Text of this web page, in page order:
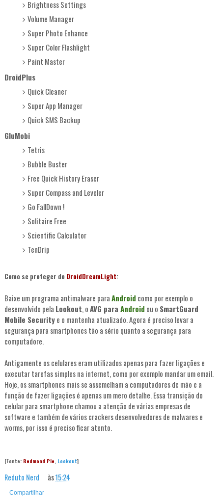
Brightness Settings
Volume Manager
Super Photo Enhance
Super Color Flashlight
Paint Master
DroidPlus
Quick Cleaner
Super App Manager
Quick SMS Backup
GluMobi
Tetris
Bubble Buster
Free Quick History Eraser
Super Compass and Leveler
Go FallDown !
Solitaire Free
Scientific Calculator
TenDrip
Como se proteger do DroidDreamLight:
Baixe um programa antimalware paraAndroid como por exemplo o
desenvolvido pela Lookout, oAVG para Android ou o SmartGuard
Mobile Securitye o mantenha atualizado. Agora é preciso levar a
segurança para smartphones tão a sério quanto a segurança para
computadore.
Antigamente os celulares eram utilizados apenas para fazer ligações e
executar tarefas simples na internet, como por exemplo mandar um email.
Hoje, os smartphones mais se assemelham a computadores de mão e a
função de fazer ligações é apenas um mero detalhe. Essa transição do
celular para smartphone chamou a atenção de várias empresas de
software e também de vários crackers desenvolvedores de malwares e
worms, por isso é preciso ficar atento.
[Fonte: Redmond Pie Lookout]
Reduto Nerd às15:24
Compartilhar